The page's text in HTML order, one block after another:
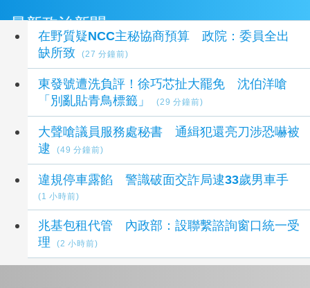
最新政治新聞
在野質疑NCC主秘協商預算 政院：委員全出
缺所致
(27 分鐘前)
東發號遭洗負評！徐巧芯扯大罷免 沈伯洋嗆
「別亂貼青鳥標籤」
(29 分鐘前)
大聲嗆議員服務處秘書 通緝犯還亮刀涉恐嚇被
逮
(49 分鐘前)
違規停車露餡 警識破面交詐局逮33歲男車手
(1 小時前)
兆基包租代管 內政部：設聯繫諮詢窗口統一受
理
(2 小時前)